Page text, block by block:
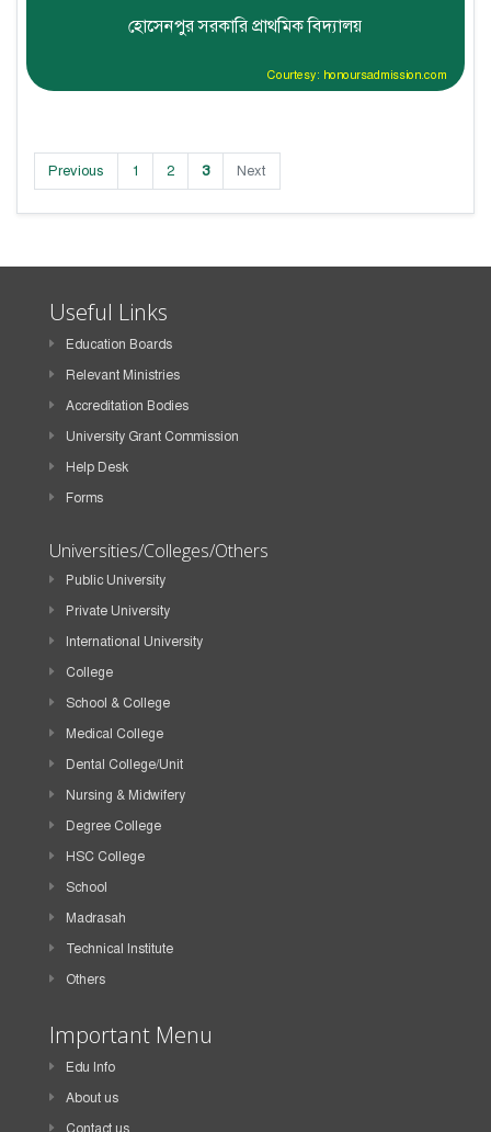
হোসেনপুর সরকারি প্রাথমিক বিদ্যালয়
Courtesy: honoursadmission.com
Previous 1 2 3 Next
Useful Links
Education Boards
Relevant Ministries
Accreditation Bodies
University Grant Commission
Help Desk
Forms
Universities/Colleges/Others
Public University
Private University
International University
College
School & College
Medical College
Dental College/Unit
Nursing & Midwifery
Degree College
HSC College
School
Madrasah
Technical Institute
Others
Important Menu
Edu Info
About us